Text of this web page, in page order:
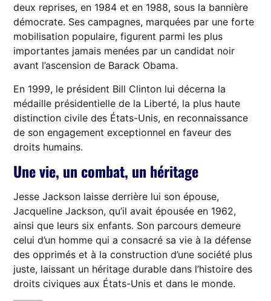
deux reprises, en 1984 et en 1988, sous la bannière
démocrate. Ses campagnes, marquées par une forte
mobilisation populaire, figurent parmi les plus
importantes jamais menées par un candidat noir
avant l’ascension de Barack Obama.
En 1999, le président Bill Clinton lui décerna la
médaille présidentielle de la Liberté, la plus haute
distinction civile des États-Unis, en reconnaissance
de son engagement exceptionnel en faveur des
droits humains.
Une vie, un combat, un héritage
Jesse Jackson laisse derrière lui son épouse,
Jacqueline Jackson, qu’il avait épousée en 1962,
ainsi que leurs six enfants. Son parcours demeure
celui d’un homme qui a consacré sa vie à la défense
des opprimés et à la construction d’une société plus
juste, laissant un héritage durable dans l’histoire des
droits civiques aux États-Unis et dans le monde.